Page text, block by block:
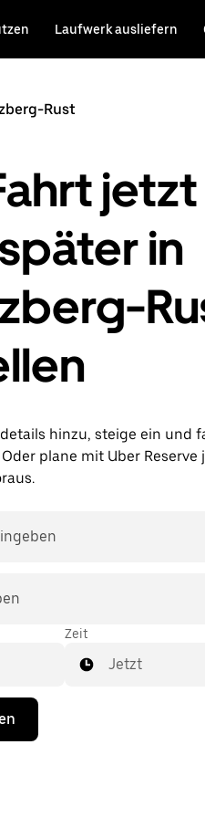
Laufwerk ausliefern
Rust
jetzt
in
hinzu, steige ein und
plane mit Uber Reserve
Zeit
Jetzt